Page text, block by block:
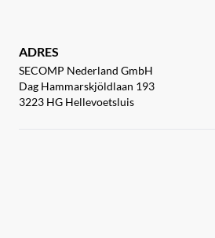
ADRES
SECOMP Nederland GmbH
Dag Hammarskjöldlaan 193
3223 HG Hellevoetsluis